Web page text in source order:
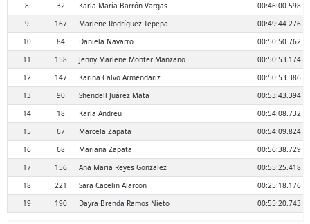
8
32 Karla María Barrón Vargas
00:46:00.598
9
167 Marlene Rodríguez Tepepa
00:49:44.276
10
84 Daniela Navarro
00:50:50.762
11
158 Jenny Marlene Monter Manzano
00:50:53.174
12
147 Karina Calvo Armendariz
00:50:53.386
13
90 Shendell Juárez Mata
00:53:43.394
14
18 Karla Andreu
00:54:08.732
15
67 Marcela Zapata
00:54:09.824
16
68 Mariana Zapata
00:56:38.729
17
156 Ana Maria Reyes Gonzalez
00:55:25.418
18
221 Sara Cacelin Alarcon
00:25:18.176
19
190 Dayra Brenda Ramos Nieto 00:55:20.743